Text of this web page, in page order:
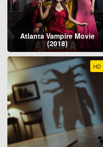
Atlanta Vampire Movie
(2018)
HD